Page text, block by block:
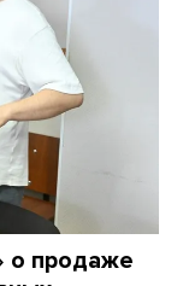
о продаже